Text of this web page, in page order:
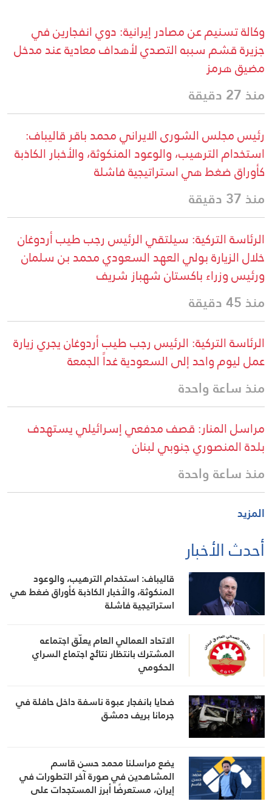
وكالة تسنيم عن مصادر إيرانية: دوي انفجارين في
جزيرة قشم سببه التصدي لأهداف معادية عند مدخل
مضيق هرمز
منذ 27 دقيقة
رئيس مجلس الشورى الايراني محمد باقر قاليباف:
استخدام الترهيب، والوعود المنكوثة، والأخبار الكاذبة
كأوراق ضغط هي استراتيجية فاشلة
منذ 37 دقيقة
الرئاسة التركية: سيلتقي الرئيس رجب طيب أردوغان
خلال الزيارة بولي العهد السعودي محمد بن سلمان
ورئيس وزراء باكستان شهباز شريف
منذ 45 دقيقة
الرئاسة التركية: الرئيس رجب طيب أردوغان يجري زيارة
عمل ليوم واحد إلى السعودية غداً الجمعة
منذ ساعة واحدة
مراسل المنار: قصف مدفعي إسرائيلي يستهدف
بلدة المنصوري جنوبي لبنان
منذ ساعة واحدة
المزيد
أحدث الأخبار
قاليباف: استخدام الترهيب، والوعود
المنكوثة، والأخبار الكاذبة كأوراق ضغط هي
استراتيجية فاشلة
الاتحاد العمالي العام يعلّق اجتماعه
المشترك بانتظار نتائج اجتماع السراي
الحكومي
ضحايا بانفجار عبوة ناسفة داخل حافلة في
جرمانا بريف دمشق
يضع مراسلنا محمد حسن قاسم
المشاهدين في صورة آخر التطورات في
إيران، مستعرضًا أبرز المستجدات على